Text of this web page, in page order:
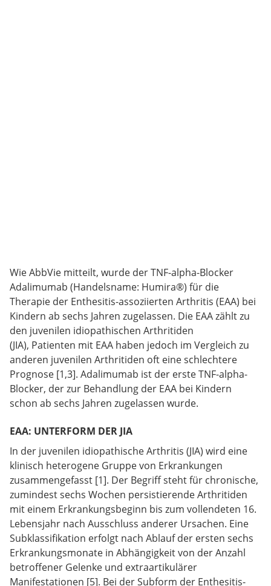
Wie AbbVie mitteilt, wurde der TNF-alpha-Blocker
Adalimumab (Handelsname: Humira®) für die
Therapie der Enthesitis-assoziierten Arthritis (EAA) bei
Kindern ab sechs Jahren zugelassen. Die EAA zählt zu
den juvenilen idiopathischen Arthritiden
(JIA), Patienten mit EAA haben jedoch im Vergleich zu
anderen juvenilen Arthritiden oft eine schlechtere
Prognose [1,3]. Adalimumab ist der erste TNF-alpha-
Blocker, der zur Behandlung der EAA bei Kindern
schon ab sechs Jahren zugelassen wurde.
EAA: UNTERFORM DER JIA
In der juvenilen idiopathische Arthritis (JIA) wird eine
klinisch heterogene Gruppe von Erkrankungen
zusammengefasst [1]. Der Begriff steht für chronische,
zumindest sechs Wochen persistierende Arthritiden
mit einem Erkrankungsbeginn bis zum vollendeten 16.
Lebensjahr nach Ausschluss anderer Ursachen. Eine
Subklassifikation erfolgt nach Ablauf der ersten sechs
Erkrankungsmonate in Abhängigkeit von der Anzahl
betroffener Gelenke und extraartikulärer
Manifestationen [5]. Bei der Subform der Enthesitis-